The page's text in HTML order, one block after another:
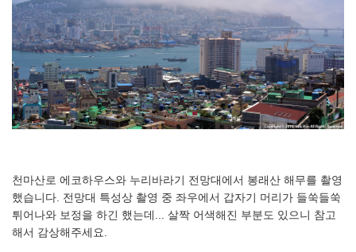
천마산로 에코하우스와 누리바라기 전망대에서 봉래산 해무를 촬영
했습니다. 전망대 특성상 촬영 중 좌우에서 갑자기 머리가 들쑥들쑥
튀어나와 보정을 하긴 했는데... 살짝 어색해진 부분도 있으니 참고
해서 감상해주세요.